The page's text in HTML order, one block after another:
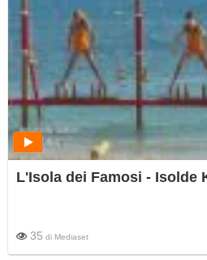
L'Isola dei Famosi - Isolde
35 di Mediaset